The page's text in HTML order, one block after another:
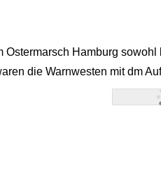
Ostermarsch Hamburg
die Warnwesten mit dm